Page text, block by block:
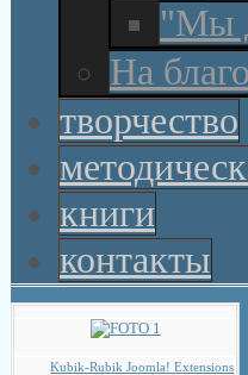
"Мы
На
творчество
книги
контакты
Kubik-Rubik Joomla! Extensions